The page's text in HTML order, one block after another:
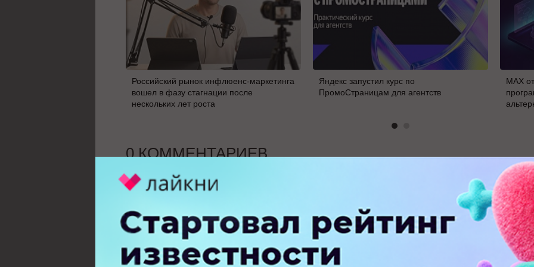
Российский рынок инфлюенс-маркетинга
вошел в фазу стагнации после
нескольких лет роста
Яндекс запустил курс по
ПромоСтраницам для агентств
MAX
0 КОММЕНТАРИЕВ